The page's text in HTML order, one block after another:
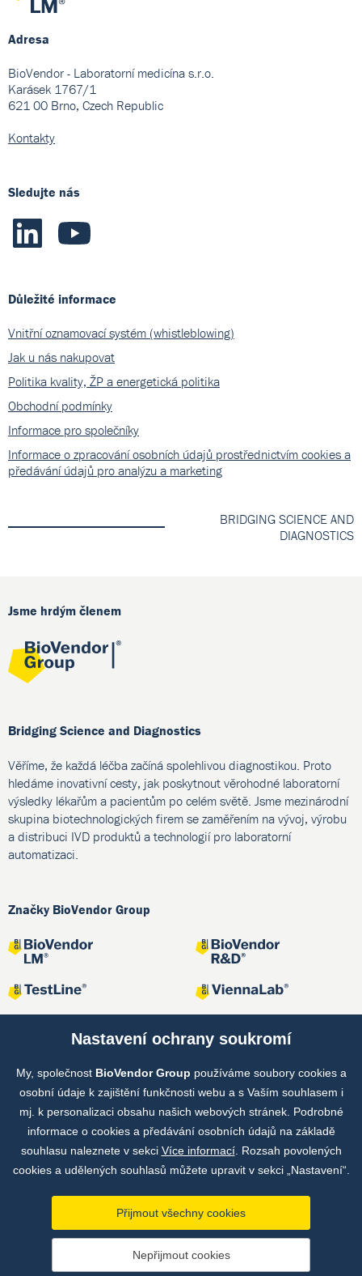
Adresa
BioVendor - Laboratorní medicína s.r.o.
Karásek 1767/1
621 00 Brno, Czech Republic
Kontakty
Sledujte nás
Důležité informace
Vnitřní oznamovací systém (whistleblowing)
Jak u nás nakupovat
Politika kvality, ŽP a energetická politika
Obchodní podmínky
Informace pro společníky
Informace o zpracování osobních údajů prostřednictvím cookies a
předávání údajů pro analýzu a marketing
BRIDGING SCIENCE AND
DIAGNOSTICS
Jsme hrdým členem
Bridging Science and Diagnostics
Věříme, že každá léčba začíná spolehlivou diagnostikou. Proto
hledáme inovativní cesty, jak poskytnout věrohodné laboratorní
výsledky lékařům a pacientům po celém světě. Jsme mezinárodní
skupina biotechnologických firem se zaměřením na vývoj, výrobu
a distribuci IVD produktů a technologií pro laboratorní
automatizaci.
Značky BioVendor Group
Společné projekty
Copyright © by BioVendor Group 2026
Nastavení ochrany soukromí
My, společnost BioVendor Group používáme soubory cookies a
osobní údaje k zajištění funkčnosti webu a s Vaším souhlasem i
mj. k personalizaci obsahu našich webových stránek. Podrobné
informace o cookies a předávání osobních údajů na základě
souhlasu naleznete v sekci Více informací. Rozsah povolených
cookies a udělených souhlasů můžete upravit v sekci „Nastavení“.
Přijmout všechny cookies
Nepřijmout cookies